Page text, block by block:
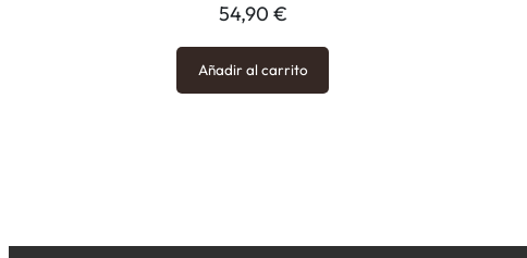
54,90 €
Añadir al carrito